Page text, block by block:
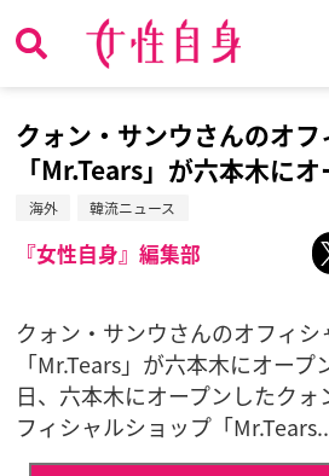
クォン・サンウさんのオ
「Mr.Tears」が六本木に
海外 韓流ニュース
『女性自身』編集部
クォン・サンウさんのオフィ
「Mr.Tears」が六本木にオー
日、六本木にオープンしたク
フィシャルショップ「